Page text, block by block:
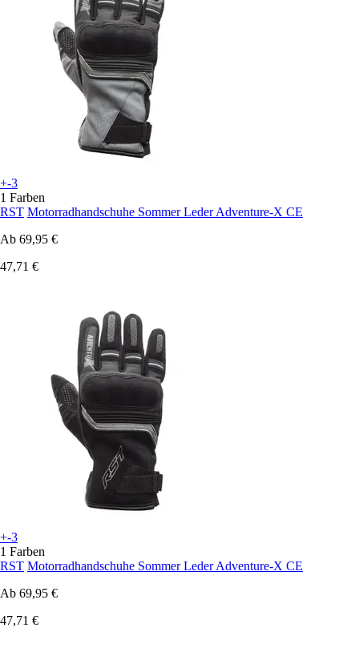
+-3
1 Farben
RST Motorradhandschuhe Sommer Leder Adventure-X CE
Ab 69,95 €
47,71 €
+-3
1 Farben
RST Motorradhandschuhe Sommer Leder Adventure-X CE
Ab 69,95 €
47,71 €